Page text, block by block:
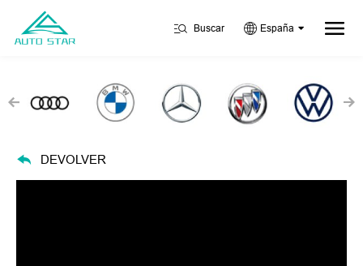
Buscar España
DEVOLVER